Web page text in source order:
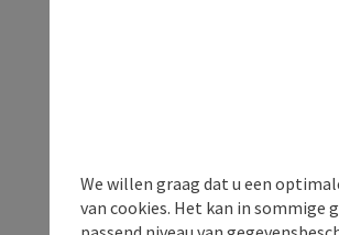
We willen graag dat u een
van cookies. Het kan in sommige